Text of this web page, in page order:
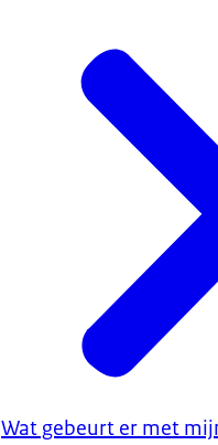
Wat gebeurt er met